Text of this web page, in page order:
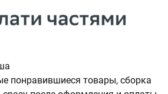
понравившиеся товары, сборка